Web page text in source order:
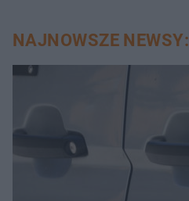
NAJNOWSZE NEWSY: